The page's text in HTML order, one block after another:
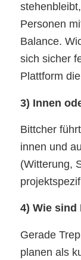
Personen
Balance.
sich sicher
Plattform
3) Innen
Bittcher
innen und
(Witterung,
4) Wie sind
Gerade
planen als